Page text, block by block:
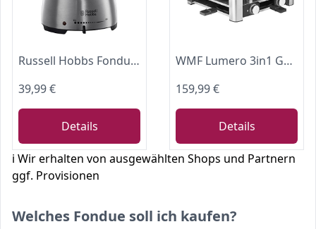
Russell Hobbs Fondue elektrisch Set [Käsefondue, Schokofondue oder Öl-/Brühe-Fondue] Fiesta (inkl. 6 farbige Gabeln, spülmaschinenfester & antihaftbeschichteter 1,2l Edelstahl-Topf, 1200W) 22560-56
39,99 €
Details
WMF Lumero 3in1 Gourmet Station – elektrisches Raclette, Fondue und Grill für 8 Personen, aus Edelstahl matt, mit Temperaturregulierung und LED-Beleuchtung – platzsparendes Design für stilvolle Abende
159,99 €
Details
ℹ️ Wir erhalten von ausgewählten Shops und Partnern
ggf. Provisionen
Welches Fondue soll ich kaufen?